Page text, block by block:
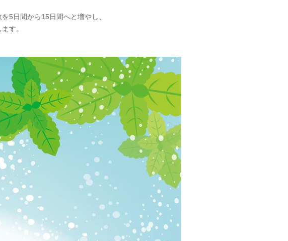
5日間から15日間へと増やし、
す。